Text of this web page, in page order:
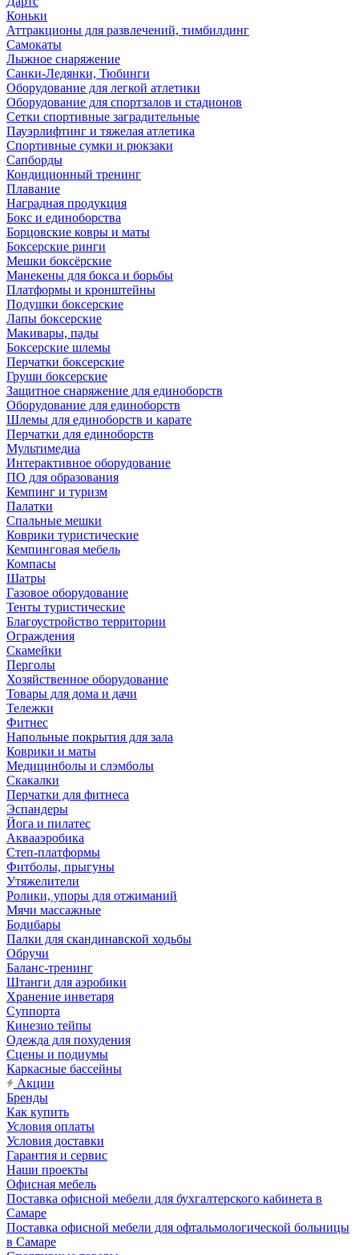
Коньки
Аттракционы для развлечений, тимбилдинг
Самокаты
Лыжное снаряжение
Санки-Ледянки, Тюбинги
Оборудование для легкой атлетики
Оборудование для спортзалов и стадионов
Сетки спортивные заградительные
Пауэрлифтинг и тяжелая атлетика
Спортивные сумки и рюкзаки
Сапборды
Кондиционный тренинг
Плавание
Наградная продукция
Бокс и единоборства
Борцовские ковры и маты
Боксерские ринги
Мешки боксёрские
Манекены для бокса и борьбы
Платформы и кронштейны
Подушки боксерские
Лапы боксерские
Макивары, пады
Боксерские шлемы
Перчатки боксерские
Груши боксерские
Защитное снаряжение для единоборств
Оборудование для единоборств
Шлемы для единоборств и карате
Перчатки для единоборств
Мультимедиа
Интерактивное оборудование
ПО для образования
Кемпинг и туризм
Палатки
Спальные мешки
Коврики туристические
Кемпинговая мебель
Компасы
Шатры
Газовое оборудование
Тенты туристические
Благоустройство территории
Ограждения
Скамейки
Перголы
Хозяйственное оборудование
Товары для дома и дачи
Тележки
Фитнес
Напольные покрытия для зала
Коврики и маты
Медицинболы и слэмболы
Скакалки
Перчатки для фитнеса
Эспандеры
Йога и пилатес
Аквааэробика
Степ-платформы
Фитболы, прыгуны
Утяжелители
Ролики, упоры для отжиманий
Мячи массажные
Бодибары
Палки для скандинавской ходьбы
Обручи
Баланс-тренинг
Штанги для аэробики
Хранение инветаря
Суппорта
Кинезио тейпы
Одежда для похудения
Сцены и подиумы
Каркасные бассейны
Акции
Бренды
Как купить
Условия оплаты
Условия доставки
Гарантия и сервис
Наши проекты
Офисная мебель
Поставка офисной мебели для бухгалтерского кабинета в
Самаре
Поставка офисной мебели для офтальмологической больницы
в Самаре